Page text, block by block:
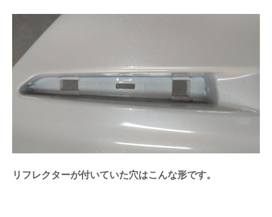
リフレクターが付いていた穴はこんな形です。